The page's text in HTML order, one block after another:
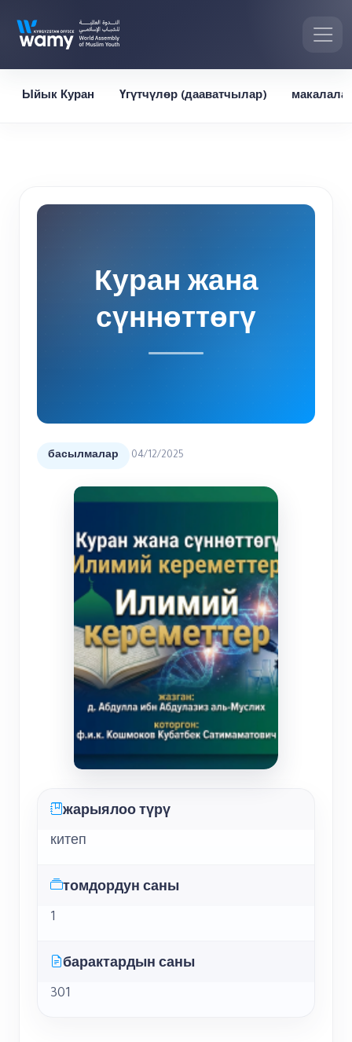
Ыйык Куран Үгүтчүлөр (дааватчылар)
Куран жана
сүннөттөгү
басылмалар 04/12/2025
жарыялоо түрү
китеп
томдордун саны
1
барактардын саны
301